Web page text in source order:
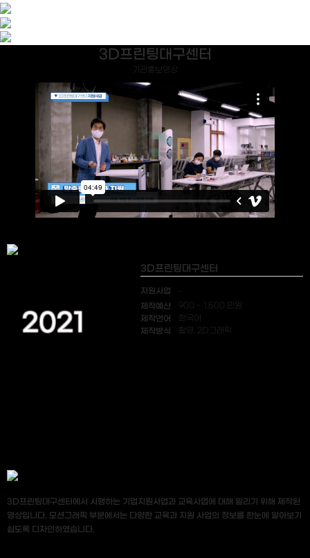
3D프린팅대구센터
기관홍보영상
2021
3D프린팅대구센터
지원사업
제작예산 900 ~ 1,500 만원
제작언어 한국어
제작방식 촬영, 2D그래픽
3D프린팅대구센터에서 시행하는 기업지원사업과 교육사업에 대해 알리기 위해 제작된
영상입니다. 모션그래픽 부분에서는 다양한 교육과 지원 사업의 정보를 한눈에 알아보기
쉽도록 디자인하였습니다.